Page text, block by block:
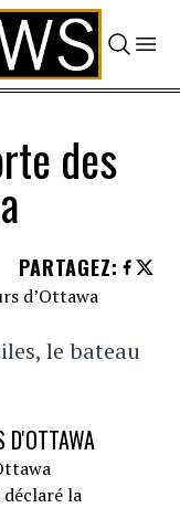
des
PARTAGEZ:
le bateau
D'OTTAWA
la